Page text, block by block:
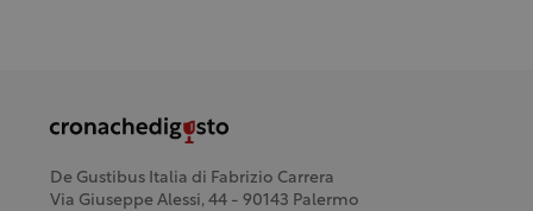
De Gustibus Italia di Fabrizio Carrera
Via Giuseppe Alessi, 44 - 90143 Palermo